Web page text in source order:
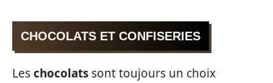
CHOCOLATS ET CONFISERIES
Leschocolats sont toujours un choix